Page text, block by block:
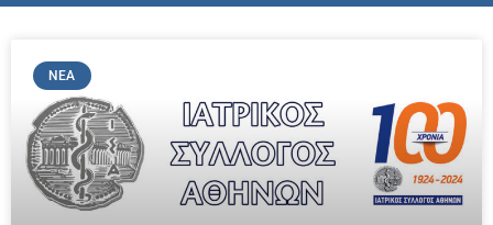
ΝΈΑ